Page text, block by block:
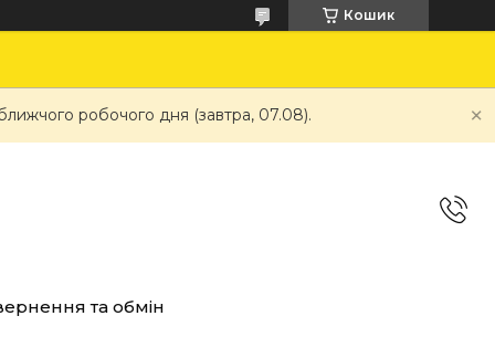
Кошик
робочого дня (завтра, 07.08).
та обмін